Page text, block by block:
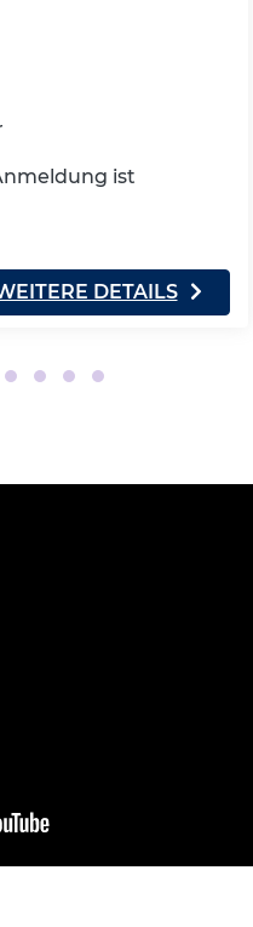
ist
DETAILS